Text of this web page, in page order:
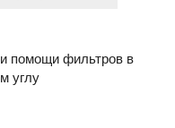
помощи фильтров